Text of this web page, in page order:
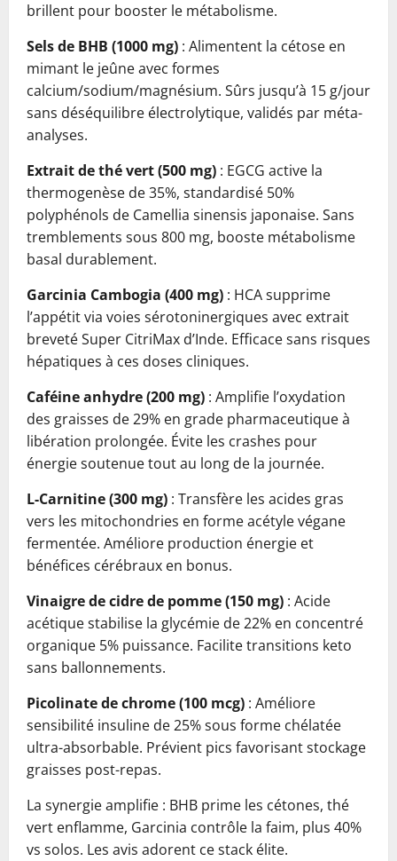
brillent pour booster le métabolisme.
Sels de BHB (1000 mg) : Alimentent la cétose en
mimant le jeûne avec formes
calcium/sodium/magnésium. Sûrs jusqu’à 15 g/jour
sans déséquilibre électrolytique, validés par méta-
analyses.
Extrait de thé vert (500 mg) : EGCG active la
thermogenèse de 35%, standardisé 50%
polyphénols de Camellia sinensis japonaise. Sans
tremblements sous 800 mg, booste métabolisme
basal durablement.
Garcinia Cambogia (400 mg) : HCA supprime
l’appétit via voies sérotoninergiques avec extrait
breveté Super CitriMax d’Inde. Efficace sans risques
hépatiques à ces doses cliniques.
Caféine anhydre (200 mg) : Amplifie l’oxydation
des graisses de 29% en grade pharmaceutique à
libération prolongée. Évite les crashes pour
énergie soutenue tout au long de la journée.
L-Carnitine (300 mg) : Transfère les acides gras
vers les mitochondries en forme acétyle végane
fermentée. Améliore production énergie et
bénéfices cérébraux en bonus.
Vinaigre de cidre de pomme (150 mg) : Acide
acétique stabilise la glycémie de 22% en concentré
organique 5% puissance. Facilite transitions keto
sans ballonnements.
Picolinate de chrome (100 mcg) : Améliore
sensibilité insuline de 25% sous forme chélatée
ultra-absorbable. Prévient pics favorisant stockage
graisses post-repas.
La synergie amplifie : BHB prime les cétones, thé
vert enflamme, Garcinia contrôle la faim, plus 40%
vs solos. Les avis adorent ce stack élite.